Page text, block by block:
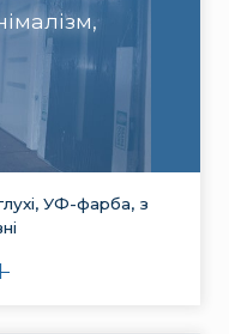
УФ-фарба, з